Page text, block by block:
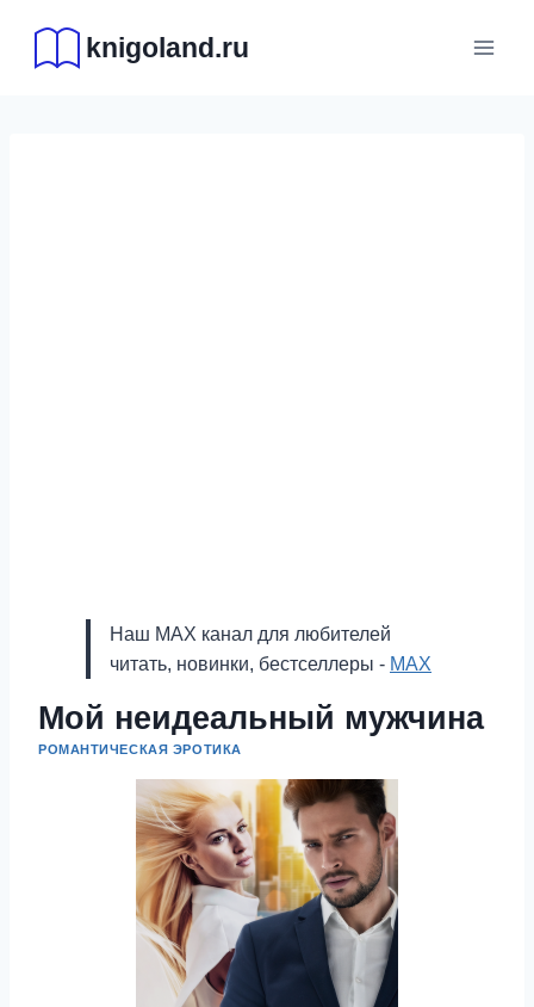
содержимому
knigoland.ru
Наш MAX канал для любителей
читать, новинки, бестселлеры - MAX
Мой неидеальный мужчина
РОМАНТИЧЕСКАЯ ЭРОТИКА